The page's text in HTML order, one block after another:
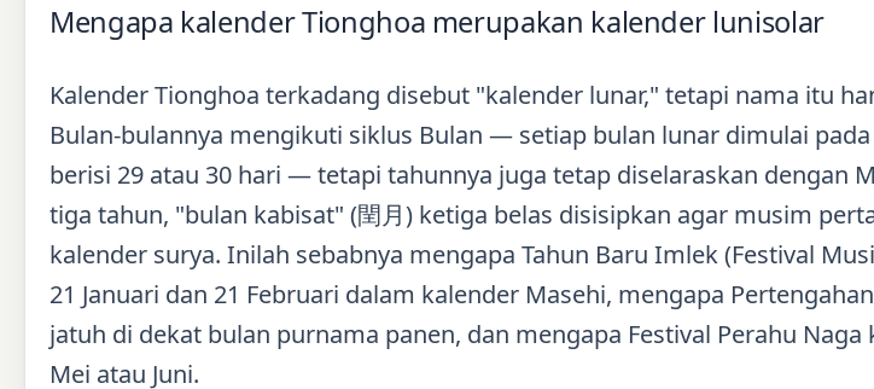
Mengapa kalender Tionghoa merupakan kalender lunisolar
Kalender Tionghoa terkadang disebut "kalender lunar," tetapi nama itu
Bulan-bulannya mengikuti siklus Bulan — setiap bulan lunar dimulai
berisi 29 atau 30 hari — tetapi tahunnya juga tetap diselaraskan dengan
tiga tahun, "bulan kabisat" (閏月) ketiga belas disisipkan agar musim
kalender surya. Inilah sebabnya mengapa Tahun Baru Imlek (Festival
21 Januari dan 21 Februari dalam kalender Masehi, mengapa
jatuh di dekat bulan purnama panen, dan mengapa Festival Perahu
Mei atau Juni.